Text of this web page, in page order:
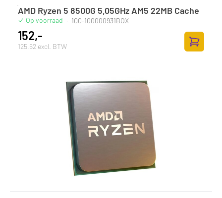
AMD Ryzen 5 8500G 5,05GHz AM5 22MB Cache
Op voorraad · 100-100000931BOX
152,-
125,62 excl. BTW
Zum